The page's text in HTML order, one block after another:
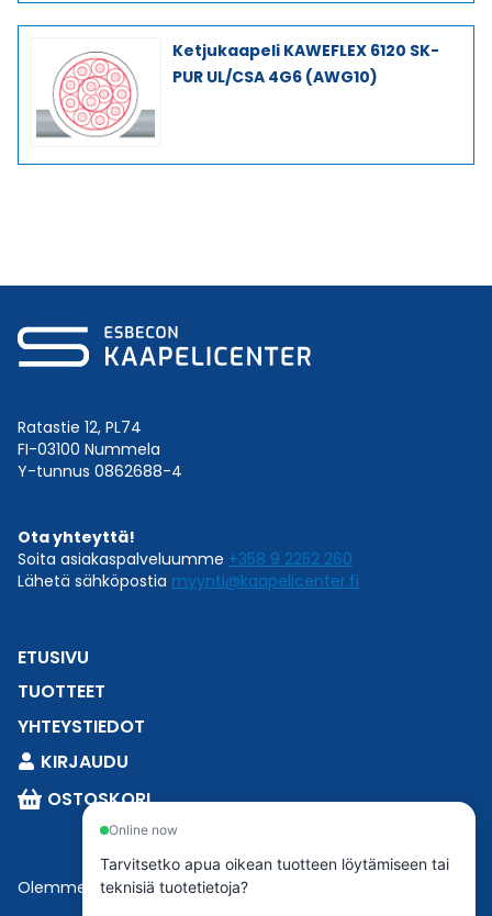
Ketjukaapeli KAWEFLEX 6120 SK-
PUR UL/CSA 4G6 (AWG10)
Ratastie 12, PL74
FI-03100 Nummela
Y-tunnus 0862688-4
Ota yhteyttä!
Soita asiakaspalveluumme +358 9 2252 260
Lähetä sähköpostia myynti@kaapelicenter.fi
ETUSIVU
TUOTTEET
YHTEYSTIEDOT
KIRJAUDU
OSTOSKORI
Olemme osaEsbeconia.
Online now
Tarvitsetko apua oikean tuotteen löytämiseen tai
teknisiä tuotetietoja?